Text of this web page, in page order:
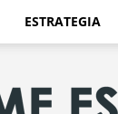
ESTRATEGIA